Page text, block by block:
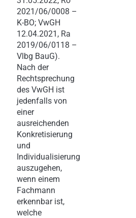
2021/06/0008 –
K-BO; VwGH
12.04.2021, Ra
2019/06/0118 –
Vlbg BauG).
Nach der
Rechtsprechung
des VwGH ist
jedenfalls von
einer
ausreichenden
Konkretisierung
und
Individualisierung
auszugehen,
wenn einem
Fachmann
erkennbar ist,
welche